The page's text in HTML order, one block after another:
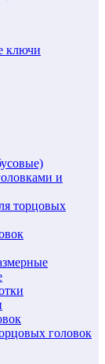
ключи
и
торцовых
головок